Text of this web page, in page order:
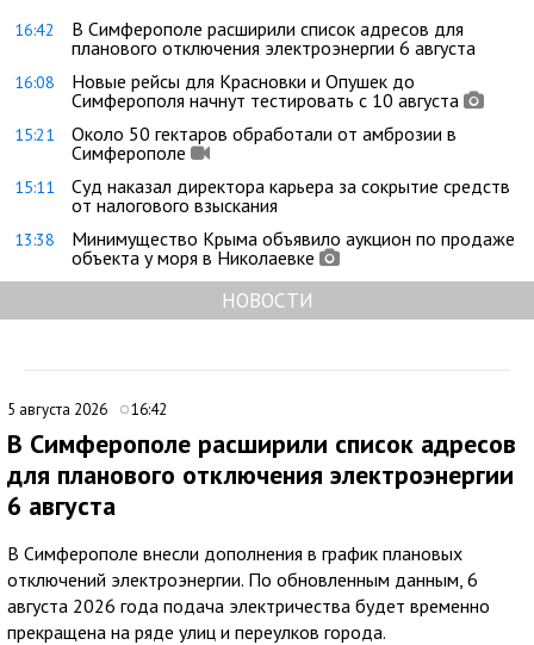
16:42
В Симферополе расширили список адресов для
планового отключения электроэнергии 6 августа
16:08
Новые рейсы для Красновки и Опушек до
Симферополя начнут тестировать с 10 августа
15:21
Около 50 гектаров обработали от амброзии в
Симферополе
15:11
Суд наказал директора карьера за сокрытие средств
от налогового взыскания
13:38
Минимущество Крыма объявило аукцион по продаже
объекта у моря в Николаевке
НОВОСТИ
5 августа 2026 16:42
В Симферополе расширили список адресов
для планового отключения электроэнергии
6 августа
В Симферополе внесли дополнения в график плановых
отключений электроэнергии. По обновленным данным, 6
августа 2026 года подача электричества будет временно
прекращена на ряде улиц и переулков города.